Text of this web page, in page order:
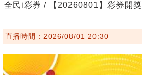
全民i彩券 / 【20260801】彩券開獎
直播時間：2026/08/01 20:30